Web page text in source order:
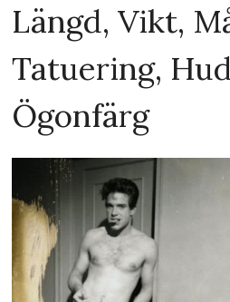
Längd, Vikt,
Tatuering,
Ögonfärg